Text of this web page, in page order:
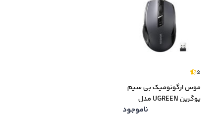
5
موس ارگونومیک بی سیم
یوگرین UGREEN مدل
ناموجود